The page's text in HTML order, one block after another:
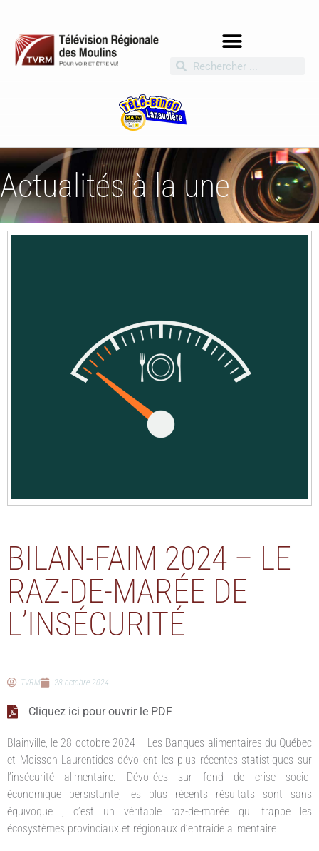
Actualités à la une
BILAN-FAIM 2024 – LE
RAZ-DE-MARÉE DE
L’INSÉCURITÉ
TVRM 28 octobre 2024
Cliquez ici pour ouvrir le PDF
Blainville, le 28 octobre 2024 – Les Banques alimentaires du Québec
et Moisson Laurentides dévoilent les plus récentes statistiques sur
l’insécurité alimentaire. Dévoilées sur fond de crise socio-
économique persistante, les plus récents résultats sont sans
équivoque ; c’est un véritable raz-de-marée qui frappe les
écosystèmes provinciaux et régionaux d’entraide alimentaire.